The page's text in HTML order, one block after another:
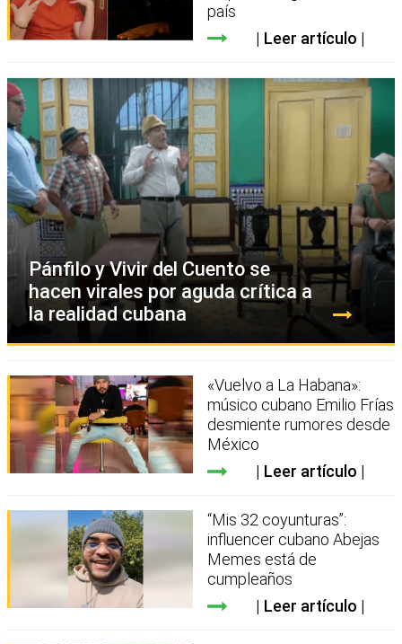
país
Leer artículo
Pánfilo y Vivir del Cuento se
hacen virales por aguda crítica a
la realidad cubana
«Vuelvo a La Habana»:
músico cubano Emilio Frías
desmiente rumores desde
México
Leer artículo
“Mis 32 coyunturas”:
influencer cubano Abejas
Memes está de
cumpleaños
Leer artículo